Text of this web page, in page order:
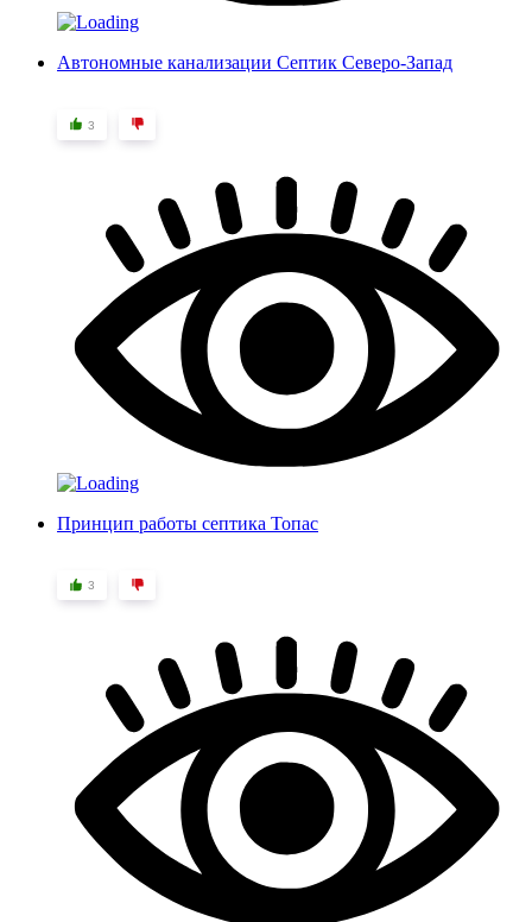
Автономные канализации Септик Северо-Запад
3
Принцип работы септика Топас
3